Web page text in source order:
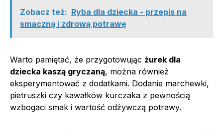
Zobacz też: Ryba dla dziecka - przepis na
smaczną i zdrową potrawę
Warto pamiętać, że przygotowując żurek dla
dziecka kaszą gryczaną, można również
eksperymentować z dodatkami. Dodanie marchewki,
pietruszki czy kawałków kurczaka z pewnością
wzbogaci smak i wartość odżywczą potrawy.